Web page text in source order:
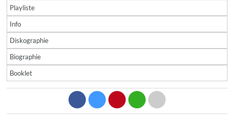
Playliste
Info
Diskographie
Biographie
Booklet